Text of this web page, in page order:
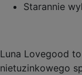
Starannie
Luna Lovegood
nietuzinkowego